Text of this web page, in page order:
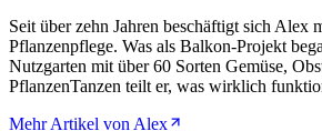
Seit über zehn Jahren beschäftigt sich Alex
Pflanzenpflege. Was als Balkon-Projekt
Nutzgarten mit über 60 Sorten Gemüse,
PflanzenTanzen teilt er, was wirklich
Mehr Artikel von Alex